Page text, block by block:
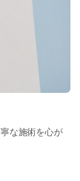
な施術を心が